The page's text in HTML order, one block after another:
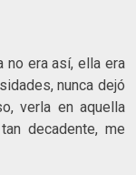
no era así, ella era
nunca dejó
verla en aquella
decadente, me